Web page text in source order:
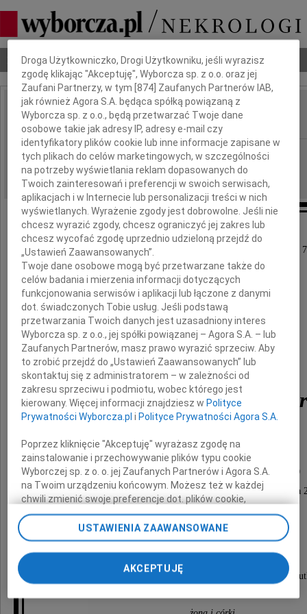
Nekrologi Odeszli Poradnik pogrzebowy
IMIĘ I NAZWISKO: Józef Henryk Szponar
REGION: Warszawa
DATA EMISJI: 12.04.2010
W dniu 8 kwietnia 2010 roku zmarł nagle w wieku
dr nauk ekonomicznych
Józef Henryk Szponar
Msza święta żałobna odprawiona zostanie
dnia 15 kwietnia 2010 roku o godzinie 13.30
w kościele pw. św. Dominika, ul. Dominikańska
do grobu na Cmentarz Służewski Stary.
O czym zawiadamiają pogrążone w głębokim
Dbamy o Twoją prywatność
Droga Użytkowniczko, Drogi Użytkowniku, jeśli wyrazisz
zgodę klikając "Akceptuję", Wyborcza sp. z o.o. oraz jej
Zaufani Partnerzy, w tym [874 ] Zaufanych Partnerów IAB,
jak również Agora S.A. będąca spółką powiązaną z
Wyborcza sp. z o.o., będą przetwarzać Twoje dane
osobowe takie jak adresy IP, adresy e-mail czy
identyfikatory plików cookie lub inne informacje zapisane w
tych plikach do celów marketingowych, w szczególności
na potrzeby wyświetlania reklam dopasowanych do
Twoich zainteresowań i preferencji w swoich serwisach,
aplikacjach i w Internecie lub personalizacji treści w nich
wyświetlanych. Wyrażenie zgody jest dobrowolne. Jeśli nie
chcesz wyrazić zgody, chcesz ograniczyć jej zakres lub
chcesz wycofać zgodę uprzednio udzieloną przejdź do
„Ustawień Zaawansowanych”.
Twoje dane osobowe mogą być przetwarzane także do
celów badania i mierzenia informacji dotyczących
funkcjonowania serwisów i aplikacji lub łączone z danymi
dot. świadczonych Tobie usług. Jeśli podstawą
przetwarzania Twoich danych jest uzasadniony interes
Wyborcza sp. z o.o., jej spółki powiązanej – Agora S.A. – lub
Zaufanych Partnerów, masz prawo wyrazić sprzeciw. Aby
to zrobić przejdź do „Ustawień Zaawansowanych” lub
skontaktuj się z administratorem – w zależności od
zakresu sprzeciwu i podmiotu, wobec którego jest
kierowany. Więcej informacji znajdziesz w Polityce
Prywatności Wyborcza.pl i Polityce Prywatności Agora S.A.
Poprzez kliknięcie "Akceptuję" wyrażasz zgodę na
zainstalowanie i przechowywanie plików typu cookie
Wyborczej sp. z o. o. jej Zaufanych Partnerów i Agora S.A.
na Twoim urządzeniu końcowym. Możesz też w każdej
chwili zmienić swoje preferencje dot. plików cookie,
ponownie wywołując narzędzie do zarządzania Twoimi
preferencjami dot. przetwarzania danych poprzez
odnośnik „Ustawienia prywatności” w stopce serwisu i
przechodząc do sekcji „Ustawienia zaawansowane”.
Zmiana ustawień plików cookie możliwa jest także za
pomocą ustawień przeglądarki.
My, nasi Zaufani Partnerzy i Agora S.A. możemy
USTAWIENIA ZAAWANSOWANE
AKCEPTUJĘ